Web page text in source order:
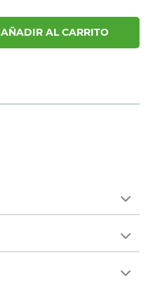
AÑADIR AL CARRITO